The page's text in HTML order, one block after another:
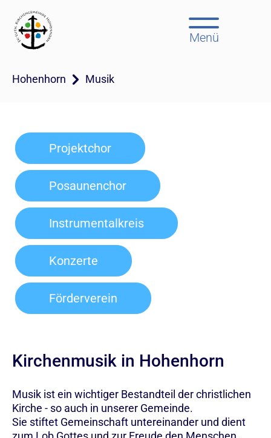
Menü
Hohenhorn Musik
Projektchor
Posaunenchor
Instrumentalkreis
Konzerte
Förderverein
Kirchenmusik in Hohenhorn
Musik ist ein wichtiger Bestandteil der christlichen
Kirche - so auch in unserer Gemeinde.
Sie stiftet Gemeinschaft untereinander und dient